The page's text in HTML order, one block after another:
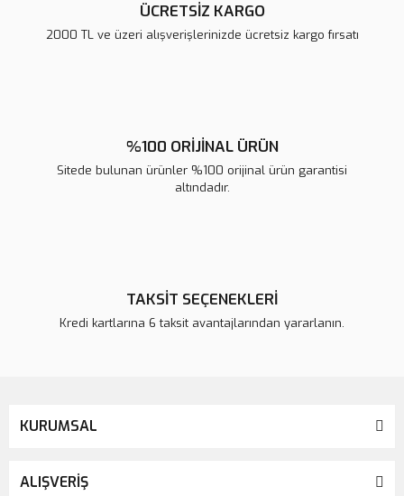
ÜCRETSİZ KARGO
2000 TL ve üzeri alışverişlerinizde ücretsiz kargo fırsatı
%100 ORİJİNAL ÜRÜN
Sitede bulunan ürünler %100 orijinal ürün garantisi
altındadır.
TAKSİT SEÇENEKLERİ
Kredi kartlarına 6 taksit avantajlarından yararlanın.
KURUMSAL
ALIŞVERİŞ